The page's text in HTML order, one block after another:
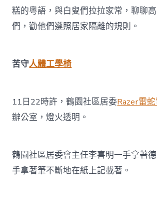
糕的粵語，與白叟們拉拉家常，聊聊
們，勸他們遵照居家隔離的規則。
苦守人體工學椅
11日22時許，鶴園社區居委Razer雷
辦公室，燈火透明。
鶴園社區居委會主任李喜明一手拿著
手拿著筆不斷地在紙上記載著。